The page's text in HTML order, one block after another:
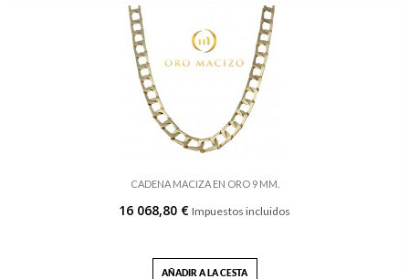
CADENA MACIZA EN ORO 9 MM.
16 068,80 € Impuestos incluidos
AÑADIR A LA CESTA